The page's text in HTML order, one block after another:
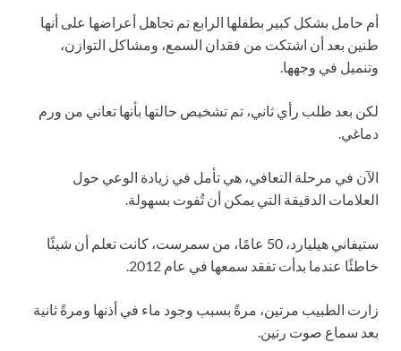
أم حامل بشكل كبير بطفلها الرابع تم تجاهل أعراضها على أنها
طنين بعد أن اشتكت من فقدان السمع، ومشاكل التوازن،
وتنميل في وجهها.
لكن بعد طلب رأي ثاني، تم تشخيص حالتها بأنها تعاني من ورم
دماغي.
الآن في مرحلة التعافي، هي تأمل في زيادة الوعي حول
العلامات الدقيقة التي يمكن أن تُفوت بسهولة.
ستيفاني هيليارد، 50 عامًا، من سمرست، كانت تعلم أن شيئًا
خاطئًا عندما بدأت تفقد سمعها في عام 2012.
زارت الطبيب مرتين، مرةً بسبب وجود ماء في أذنها ومرةً ثانية
بعد سماع صوت رنين.